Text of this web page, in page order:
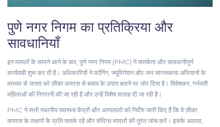
पुणे नगर निगम का प्रतिक्रिया और
सावधानियाँ
इन मामलों के सामने आने के बाद, पुणे नगर निगम (PMC) ने सतर्कता और सावधानीपूर्ण
कार्यवाही शुरू कर दी है। अधिकारियों ने फॉगिंग, फ्यूमिगेशन और जन जागरूकता अभियानों के
माध्यम से जनता को ज़ीका वायरस से बचाव के उपाय बताने पर जोर दिया है। विशेषकर, गर्भवती
महिलाओं की निगरानी की जा रही है और उन्हें विशेष सलाह दी जा रही है।
PMC ने सभी स्थानीय स्वास्थ्य केंद्रों और अस्पतालों को निर्देश जारी किए हैं कि वे ज़ीका
वायरस के लक्षणों के प्रति सतर्क रहें और संदिग्ध मामलों की तुरंत जांच करें। इसके अलावा,